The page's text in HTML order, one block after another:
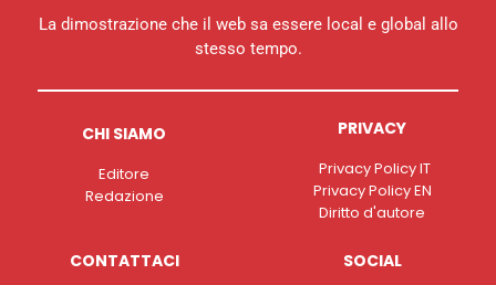
La dimostrazione che il web sa essere local e global allo
stesso tempo.
CHI SIAMO
Editore
Redazione
PRIVACY
Privacy Policy IT
Privacy Policy EN
Diritto d'autore
CONTATTACI SOCIAL